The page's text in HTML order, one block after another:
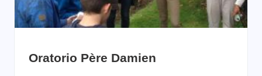
Oratorio Père Damien